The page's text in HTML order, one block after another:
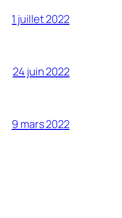
1 juillet 2022
24 juin 2022
9 mars 2022